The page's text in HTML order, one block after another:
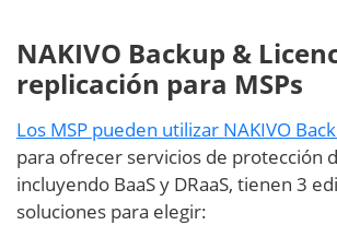
NAKIVO Backup &
replicación para MSPs
Los MSP pueden utilizar NAKIVO
para ofrecer servicios de protección
incluyendo BaaS y DRaaS, tienen 3
soluciones para elegir: